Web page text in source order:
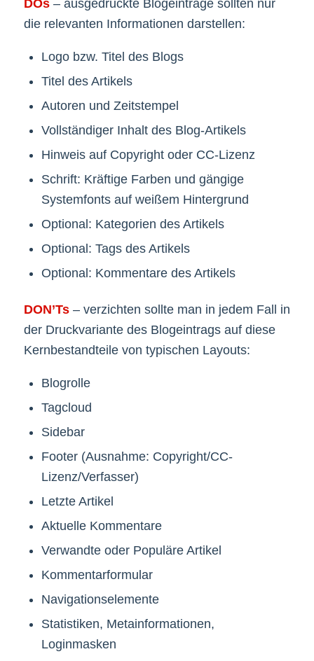
DOs– ausgedruckte Blogeinträge sollten nur
die relevanten Informationen darstellen:
Logo bzw. Titel des Blogs
Titel des Artikels
Autoren und Zeitstempel
Vollständiger Inhalt des Blog-Artikels
Hinweis auf Copyright oder CC-Lizenz
Schrift: Kräftige Farben und gängige
Systemfonts auf weißem Hintergrund
Optional: Kategorien des Artikels
Optional: Tags des Artikels
Optional: Kommentare des Artikels
DON’Ts– verzichten sollte man in jedem Fall in
der Druckvariante des Blogeintrags auf diese
Kernbestandteile von typischen Layouts:
Blogrolle
Tagcloud
Sidebar
Footer (Ausnahme: Copyright/CC-
Lizenz/Verfasser)
Letzte Artikel
Aktuelle Kommentare
Verwandte oder Populäre Artikel
Kommentarformular
Navigationselemente
Statistiken, Metainformationen,
Loginmasken